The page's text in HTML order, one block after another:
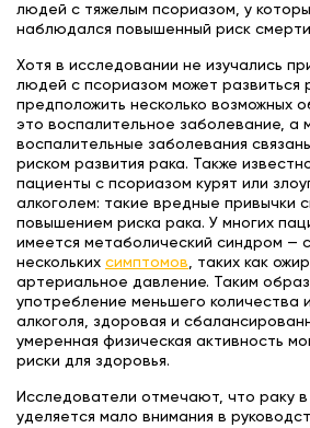
людей с тяжелым псориазом, у
наблюдался повышенный риск
Хотя в исследовании не изучались
людей с псориазом может развиться
предположить несколько возможных
это воспалительное заболевание, а
воспалительные заболевания
риском развития рака. Также
пациенты с псориазом курят или
алкоголем: такие вредные привычки
повышением риска рака. У многих
имеется метаболический синдром —
нескольких симптомов, таких как
артериальное давление. Таким
употребление меньшего количества
алкоголя, здоровая и
умеренная физическая активность
риски для здоровья.
Исследователи отмечают, что раку
уделяется мало внимания в